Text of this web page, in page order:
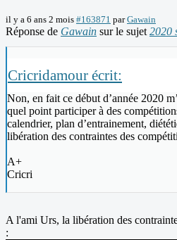
il y a 6 ans 2 mois #163871 parGawain
Réponse de Gawain sur le sujet 2020
Cricridamour écrit:
Non, en fait ce début d’année 2020
quel point participer à des
calendrier, plan d’entrainement,
libération des contraintes des
A+
Cricri
A l'ami Urs, la libération des
: